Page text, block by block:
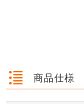
商品仕様